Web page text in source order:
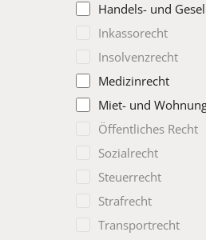
Handels- und
Inkassorecht
Insolvenzrecht
Medizinrecht
Miet- und
Öffentliches Recht
Sozialrecht
Steuerrecht
Strafrecht
Transportrecht